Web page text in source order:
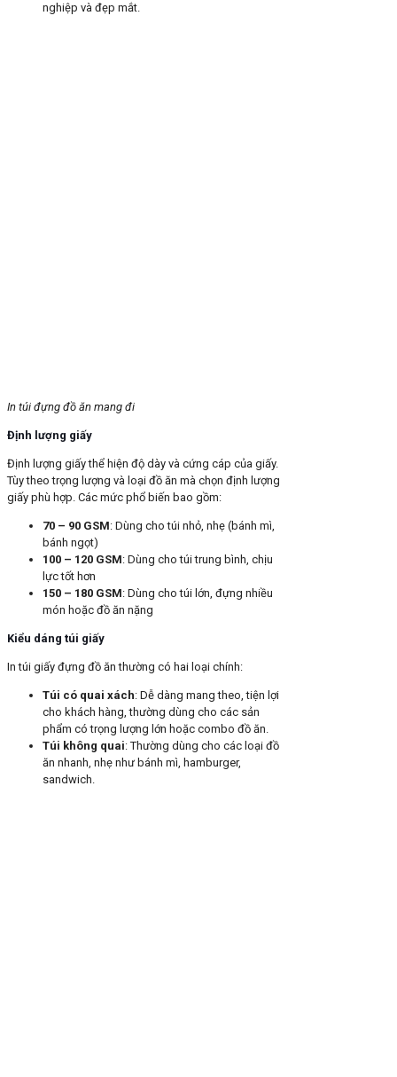
nghiệp và đẹp mắt.
In túi đựng đồ ăn mang đi
Định lượng giấy
Định lượng giấy thể hiện độ dày và cứng cáp của giấy.
Tùy theo trọng lượng và loại đồ ăn mà chọn định lượng
giấy phù hợp. Các mức phổ biến bao gồm:
70 – 90 GSM: Dùng cho túi nhỏ, nhẹ (bánh mì,
bánh ngọt)
100 – 120 GSM: Dùng cho túi trung bình, chịu
lực tốt hơn
150 – 180 GSM: Dùng cho túi lớn, đựng nhiều
món hoặc đồ ăn nặng
Kiểu dáng túi giấy
In túi giấy đựng đồ ăn thường có hai loại chính:
Túi có quai xách: Dễ dàng mang theo, tiện lợi
cho khách hàng, thường dùng cho các sản
phẩm có trọng lượng lớn hoặc combo đồ ăn.
Túi không quai: Thường dùng cho các loại đồ
ăn nhanh, nhẹ như bánh mì, hamburger,
sandwich.